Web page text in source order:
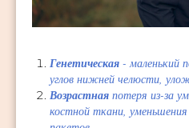
Генетическая - маленький
углов нижней челюсти,
Возрастная потеря из-за
костной ткани,